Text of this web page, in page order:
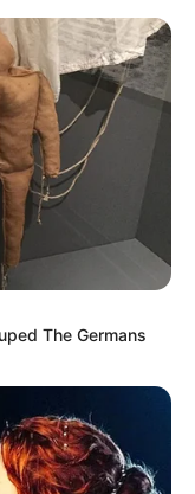
PMU du jour
The Germans